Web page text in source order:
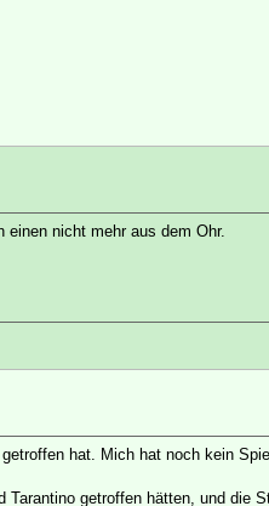
nicht mehr aus dem Ohr.
hat. Mich hat noch kein
getroffen hätten, und die